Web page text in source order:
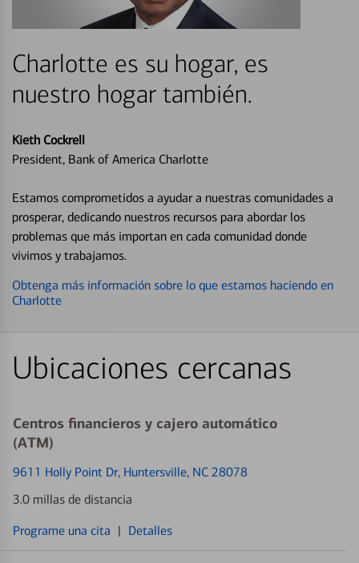
Charlotte es su hogar, es
nuestro hogar también.
Kieth Cockrell
President, Bank of America Charlotte
Estamos comprometidos a ayudar a nuestras comunidades a
prosperar, dedicando nuestros recursos para abordar los
problemas que más importan en cada comunidad donde
vivimos y trabajamos.
Obtenga más información sobre lo que estamos haciendo en
Charlotte
Ubicaciones cercanas
Centros financieros y cajero automático
(ATM)
9611 Holly Point Dr, Huntersville, NC 28078
3.0 millas de distancia
Programe una cita | Detalles